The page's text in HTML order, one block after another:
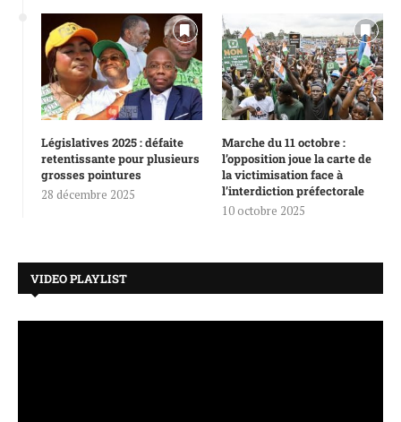
Législatives 2025 : défaite
retentissante pour plusieurs
grosses pointures
28 décembre 2025
Marche du 11 octobre :
l’opposition joue la carte de
la victimisation face à
l’interdiction préfectorale
10 octobre 2025
VIDEO PLAYLIST